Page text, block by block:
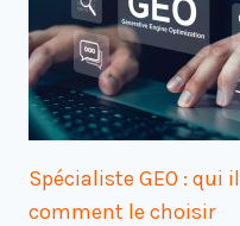
Spécialiste GEO : qui
comment le choisir